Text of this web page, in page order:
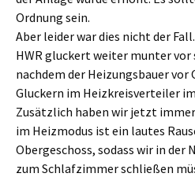
Ordnung sein.
Aber leider war dies nicht der
HWR gluckert weiter munter vor
nachdem der Heizungsbauer vor
Gluckern im Heizkreisverteiler
Zusätzlich haben wir jetzt
im Heizmodus ist ein lautes
Obergeschoss, sodass wir in
zum Schlafzimmer schließen